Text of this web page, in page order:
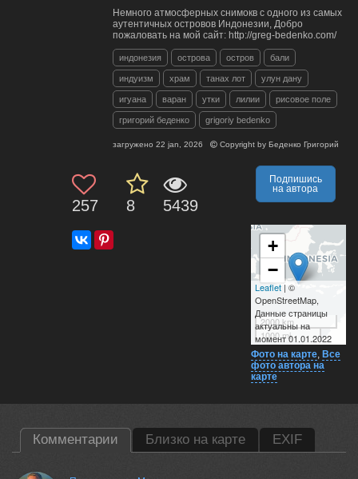
Немного атмосферных снимокв с одного из самых
аутентичных островов Индонезии, Добро
пожаловать на мой сайт: http://greg-bedenko.com/
индонезия острова остров бали
индуизм храм танах лот улун дану
игуана варан утки лилии рисовое поле
григорий беденко grigoriy bedenko
загружено 22 jan, 2026 Copyright by Беденко Григорий
257 8 5439
Подпишись
на автора
+
−
2000 km
1000 mi
Leaflet| ©
OpenStreetMap,
Данные страницы
актуальны на
момент 01.01.2022
Фото на карте, Все
фото автора на
карте
Комментарии Близко на карте EXIF